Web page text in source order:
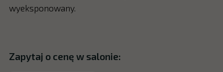
wyeksponowany.
Zapytaj o cenę w salonie: